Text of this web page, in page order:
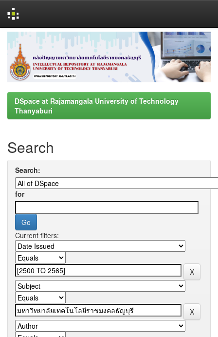
navigation
DSpace at Rajamangala University of Technology
Thanyaburi
Search
Search:
for
Current filters: